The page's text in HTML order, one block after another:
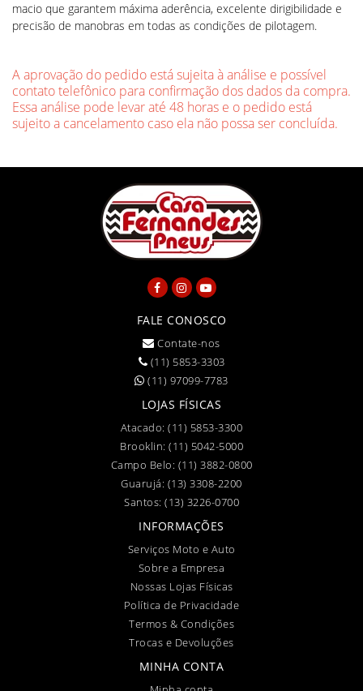
macio que garantem máxima aderência, excelente dirigibilidade e
precisão de manobras em todas as condições de pilotagem.
A aprovação do pedido está sujeita à análise e possível
contato telefônico para confirmação dos dados da compra.
Essa análise pode levar até 48 horas e o pedido está
sujeito a cancelamento caso ela não possa ser concluída.
FALE CONOSCO
Contate-nos
(11) 5853-3303
(11) 97099-7783
LOJAS FÍSICAS
Atacado:(11) 5853-3300
Brooklin: (11) 5042-5000
Campo Belo: (11) 3882-0800
Guarujá: (13) 3308-2200
Santos: (13) 3226-0700
INFORMAÇÕES
Serviços Moto e Auto
Sobre a Empresa
Nossas Lojas Físicas
Política de Privacidade
Termos & Condições
Trocas e Devoluções
MINHA CONTA